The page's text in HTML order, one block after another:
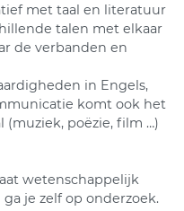
met taal en literatuur
talen met elkaar
de verbanden en
in Engels,
komt ook het
(muziek, poëzie, film …)
wetenschappelijk
je zelf op onderzoek.